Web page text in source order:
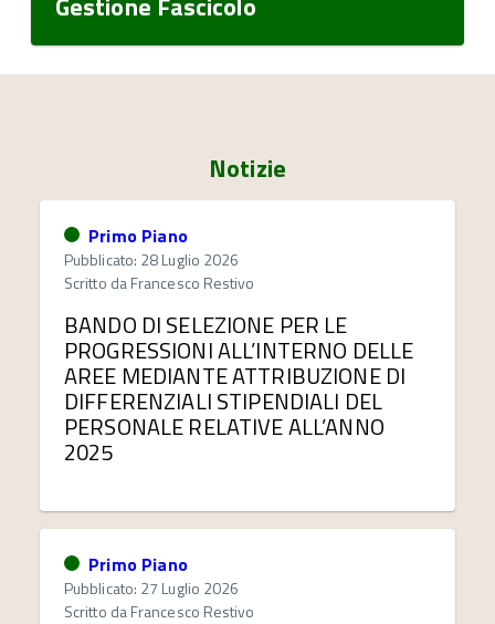
Notizie
Primo Piano
Pubblicato: 28 Luglio 2026
Scritto daFrancesco Restivo
BANDO DI SELEZIONE PER LE
PROGRESSIONI ALL’INTERNO DELLE
AREE MEDIANTE ATTRIBUZIONE DI
DIFFERENZIALI STIPENDIALI DEL
PERSONALE RELATIVE ALL’ANNO
2025
Primo Piano
Pubblicato: 27 Luglio 2026
Scritto daFrancesco Restivo